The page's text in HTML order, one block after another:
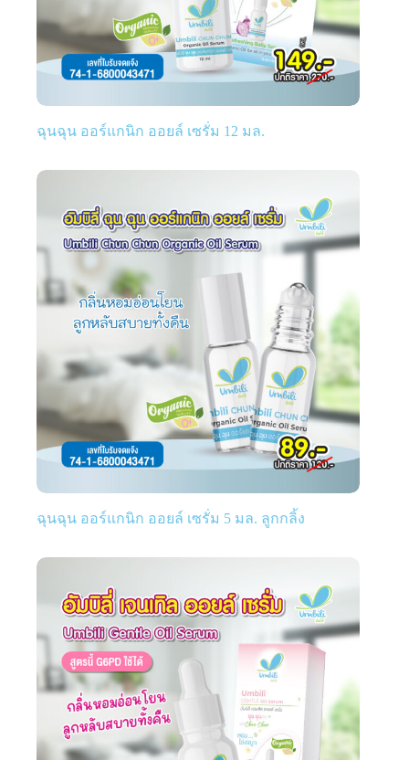
ฉุนฉุน ออร์แกนิก ออยล์ เซรั่ม 12 มล.
ฉุนฉุน ออร์แกนิก ออยล์ เซรั่ม 5 มล. ลูกกลิ้ง